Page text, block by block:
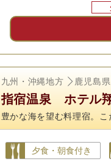
九州・沖縄地方 鹿児島県
指宿温泉 ホテル
豊かな海を望む料理宿。
夕食・朝食付き